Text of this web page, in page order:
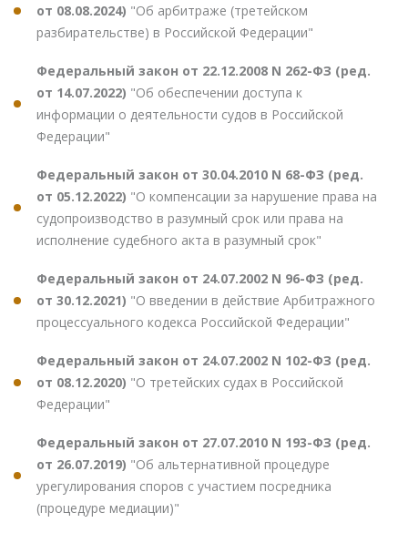
от 08.08.2024) "Об арбитраже (третейском
разбирательстве) в Российской Федерации"
Федеральный закон от 22.12.2008 N 262-ФЗ (ред.
от 14.07.2022) "Об обеспечении доступа к
информации о деятельности судов в Российской
Федерации"
Федеральный закон от 30.04.2010 N 68-ФЗ (ред.
от 05.12.2022) "О компенсации за нарушение права на
судопроизводство в разумный срок или права на
исполнение судебного акта в разумный срок"
Федеральный закон от 24.07.2002 N 96-ФЗ (ред.
от 30.12.2021) "О введении в действие Арбитражного
процессуального кодекса Российской Федерации"
Федеральный закон от 24.07.2002 N 102-ФЗ (ред.
от 08.12.2020) "О третейских судах в Российской
Федерации"
Федеральный закон от 27.07.2010 N 193-ФЗ (ред.
от 26.07.2019) "Об альтернативной процедуре
урегулирования споров с участием посредника
(процедуре медиации)"